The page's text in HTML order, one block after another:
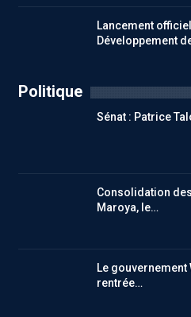
Lancement
Développement
Politique
Sénat : Patrice
Consolidation
Maroya, le…
Le gouvernement
rentrée…